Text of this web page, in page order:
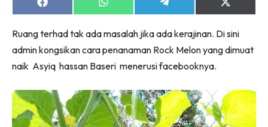
Share
on
Share
on
Share
on
Share
on
(Twitter)
Ruang terhad tak ada masalah jika ada kerajinan. Di sini
admin kongsikan cara penanaman Rock Melon yang dimuat
naik Asyiq hassan Baseri menerusi facebooknya.